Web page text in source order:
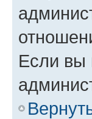
Если вы